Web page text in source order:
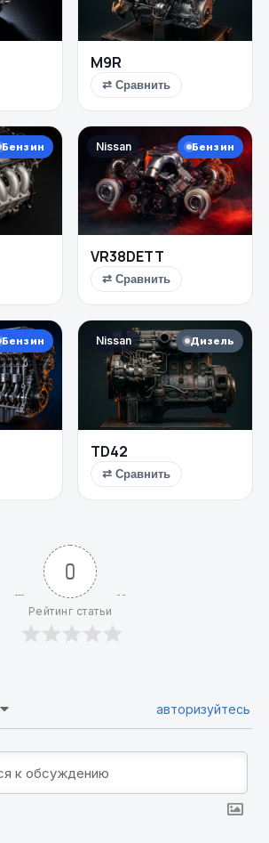
M9R
⇄ Сравнить
Бензин Nissan Бензин
VR38DETT
⇄ Сравнить
Бензин Nissan Дизель
TD42
⇄ Сравнить
0
Рейтинг статьи
авторизуйтесь